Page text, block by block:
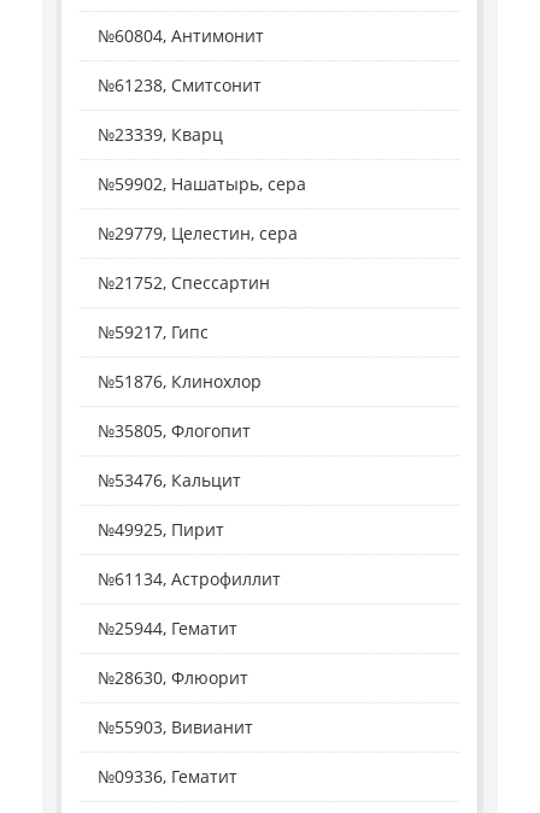
№60804, Антимонит
№61238, Смитсонит
№23339, Кварц
№59902, Нашатырь, сера
№29779, Целестин, сера
№21752, Спессартин
№59217, Гипс
№51876, Клинохлор
№35805, Флогопит
№53476, Кальцит
№49925, Пирит
№61134, Астрофиллит
№25944, Гематит
№28630, Флюорит
№55903, Вивианит
№09336, Гематит